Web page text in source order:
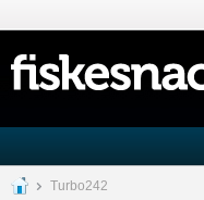
Turbo242